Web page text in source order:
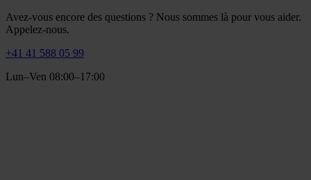
Avez-vous encore des questions ? Nous sommes là pour vous aider.
Appelez-nous.
+41 41 588 05 99
Lun–Ven 08:00–17:00